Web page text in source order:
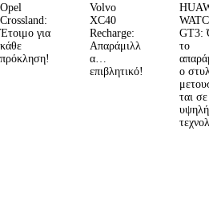
Opel
Crossland:
Έτοιμο για
κάθε
πρόκληση!
Volvo
XC40
Recharge:
Απαράμιλλ
α…
επιβλητικό!
GT3:
το
ο στυλ
ται σε
υψηλή